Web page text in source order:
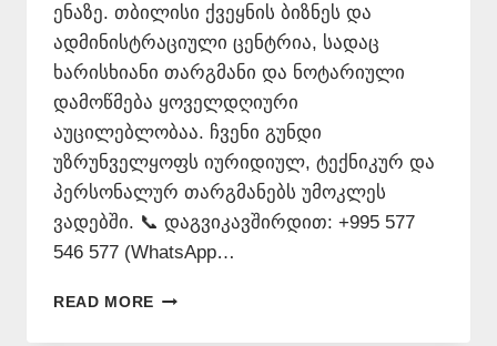
ენაზე. თბილისი ქვეყნის ბიზნეს და
ადმინისტრაციული ცენტრია, სადაც
ხარისხიანი თარგმანი და ნოტარიული
დამოწმება ყოველდღიური
აუცილებლობაა. ჩვენი გუნდი
უზრუნველყოფს იურიდიულ, ტექნიკურ და
პერსონალურ თარგმანებს უმოკლეს
ვადებში. 📞 დაგვიკავშირდით: +995 577
546 577 (WhatsApp…
READ MORE ᲗᲐᲠᲯᲘᲛᲐᲜᲗᲐ